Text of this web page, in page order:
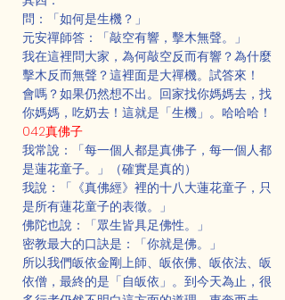
問：「如何是生機？」
元安禪師答：「敲空有響，擊木無聲。」
我在這裡問大家，為何敲空反而有響？為什麼
擊木反而無聲？這裡面是大禪機。試答來！
會嗎？如果仍然想不出。回家找你媽媽去，找
你媽媽，吃奶去！這就是「生機」。哈哈哈！
042真佛子
我常說：「每一個人都是真佛子，每一個人都
是蓮花童子。」（確實是真的）
我說：「《真佛經》裡的十八大蓮花童子，只
是所有蓮花童子的表徵。」
佛陀也說：「眾生皆具足佛性。」
密教最大的口訣是：「你就是佛。」
所以我們皈依金剛上師、皈依佛、皈依法、皈
依僧，最終的是「自皈依」。到今天為止，很